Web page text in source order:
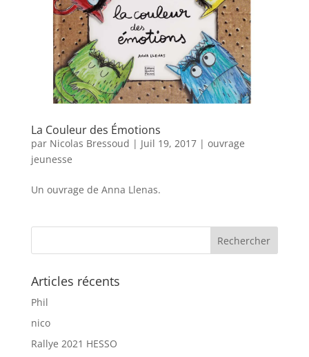
La Couleur des Émotions
par Nicolas Bressoud | Juil 19, 2017| ouvrage
jeunesse
Un ouvrage de Anna Llenas.
Articles récents
Phil
nico
Rallye 2021 HESSO